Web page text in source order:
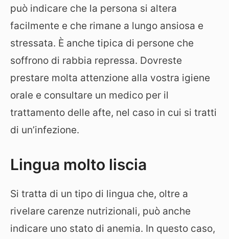
può indicare che la persona si altera
facilmente e che rimane a lungo ansiosa e
stressata. È anche tipica di persone che
soffrono di rabbia repressa. Dovreste
prestare molta attenzione alla vostra igiene
orale e consultare un medico per il
trattamento delle afte, nel caso in cui si tratti
di un’infezione.
Lingua molto liscia
Si tratta di un tipo di lingua che, oltre a
rivelare carenze nutrizionali, può anche
indicare uno stato di anemia. In questo caso,